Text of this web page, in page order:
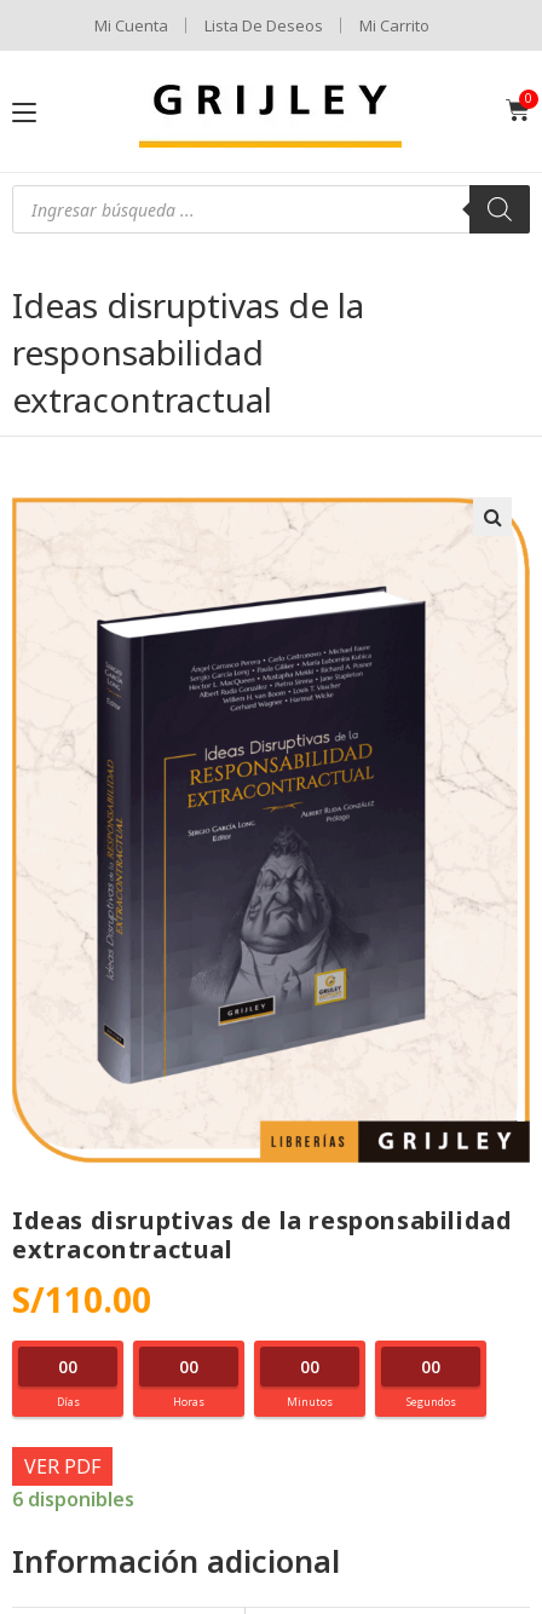
Mi Cuenta Lista De Deseos Mi Carrito
Ideas disruptivas de la
responsabilidad
extracontractual
Ideas disruptivas de la responsabilidad
extracontractual
S/110.00
00
Días
00
Horas
00
Minutos
00
Segundos
VER PDF
6 disponibles
Información adicional